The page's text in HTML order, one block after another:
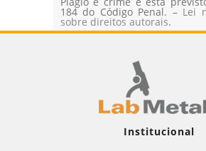
184 do Código Penal. – Lei
sobre direitos autorais.
Institucional